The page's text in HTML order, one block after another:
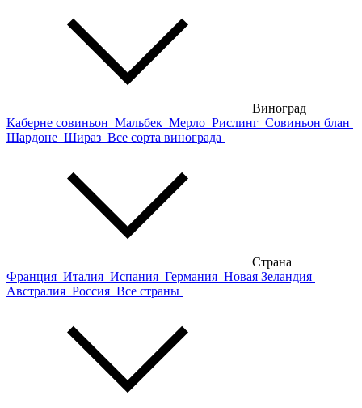
Виноград
Каберне совиньон Мальбек Мерло Рислинг Совиньон блан
Шардоне Шираз Все сорта винограда
Страна
Франция Италия Испания Германия Новая Зеландия
Австралия Россия Все страны